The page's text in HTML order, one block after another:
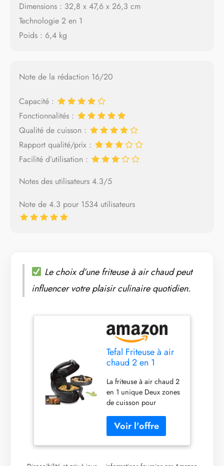
Dimensions : 32,8 x 47,6 x 26,3 cm
Technologie 2 en 1
Poids : 6,4 kg
Note de la rédaction 16/20
Capacité :
Fonctionnalités :
Qualité de cuisson :
Rapport qualité/prix :
Facilité d’utilisation :
Notes des utilisateurs 4.3/5
Note de 4.3 pour 1534 utilisateurs
Le choix d’une friteuse à air chaud peut
influencer votre plaisir culinaire quotidien.
Tefal Friteuse à air
chaud 2 en 1
YV9708 | 1500
watts | capacité :
1,7 kg | 9
programmes
automatiques |
technologie 2 en 1
| noir
La friteuse à air chaud 2
en 1 unique Deux zones
de cuisson pour
complet en une seule
fois ; comprend une
plaque de cuisson